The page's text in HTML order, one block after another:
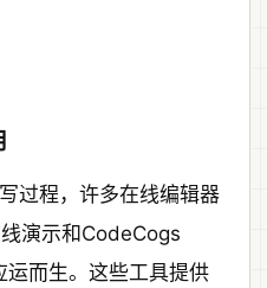
过程，许多在线编辑器
演示和CodeCogs
而生。这些工具提供